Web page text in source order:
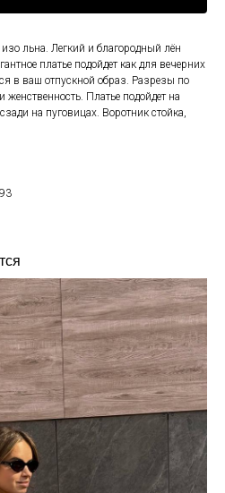
льна. Легкий и благородный лён
платье подойдет как для вечерних
в ваш отпускной образ. Разрезы по
женственность. Платье подойдет на
на пуговицах. Воротник стойка,